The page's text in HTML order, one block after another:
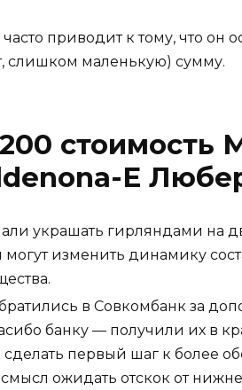
приводит к тому, что он
слишком маленькую) сумму.
стоимость
E
украшать гирляндами на
могут изменить динамику
в Совкомбанк за
банку — получили их в
первый шаг к более
ожидать отскок от